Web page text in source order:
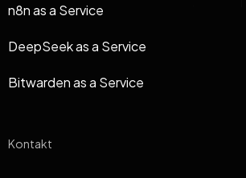
n8n as a Service
DeepSeek as a Service
Bitwarden as a Service
Kontakt